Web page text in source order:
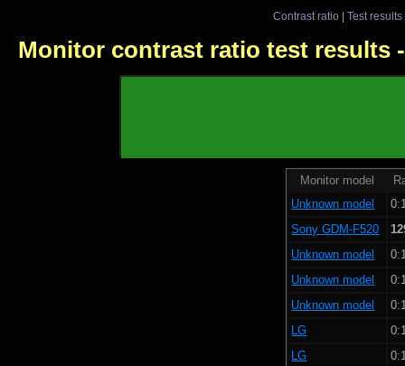
Contrast ratio| Test results
Monitor contrast ratio test results
Monitor model
Unknown model
Sony GDM-F520
Unknown model
Unknown model
Unknown model
LG
LG